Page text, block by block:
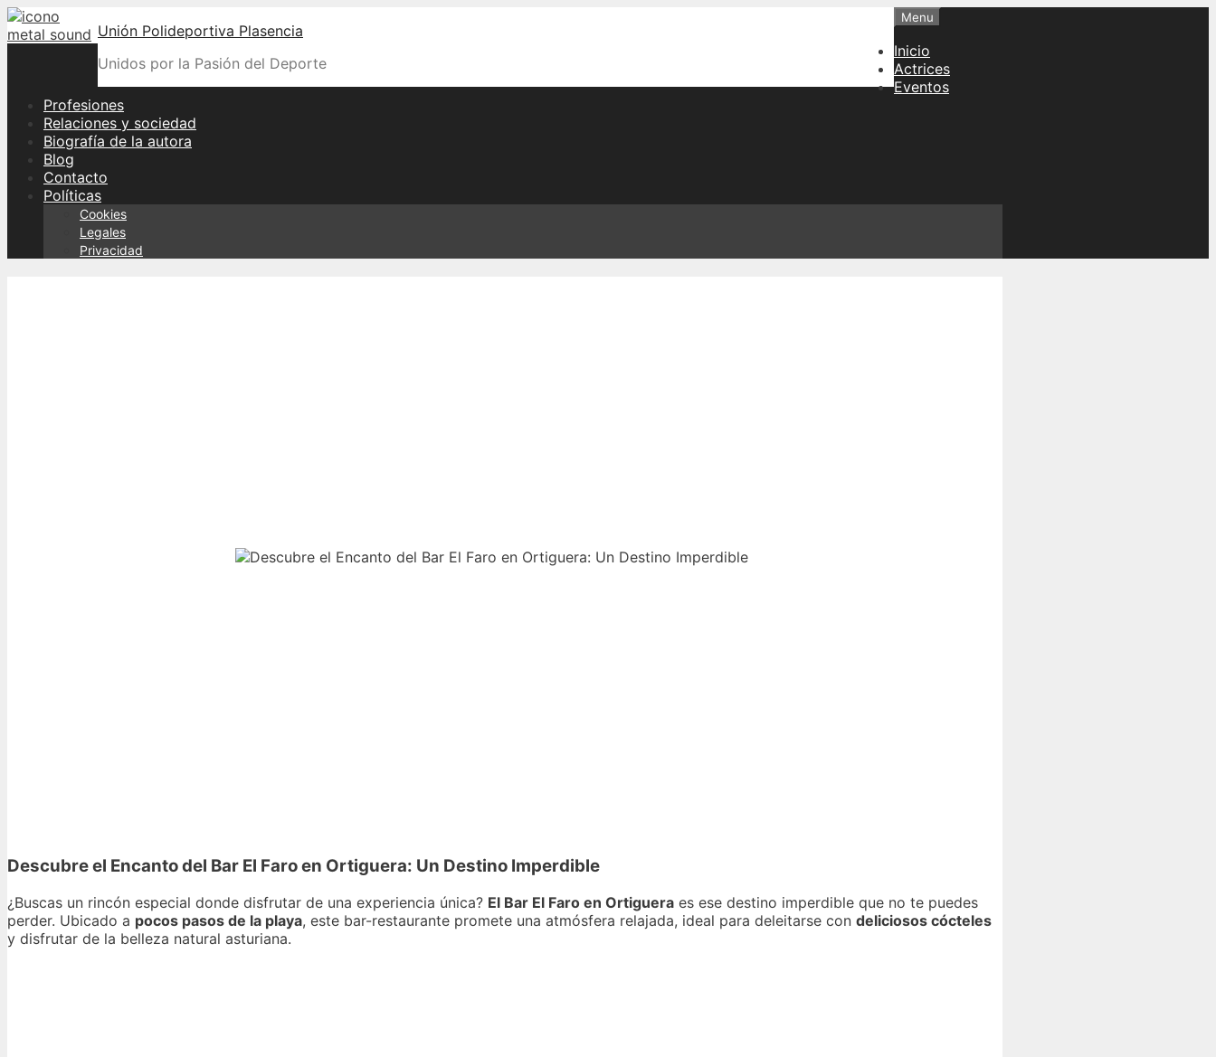
Skip
to
Unión Polideportiva Plasencia
Unidos por la Pasión del Deporte
Menu
Inicio
Actrices
Eventos
Profesiones
Relaciones y sociedad
Biografía de la autora
Blog
Contacto
Políticas
Cookies
Legales
Privacidad
Descubre el Encanto del Bar El Faro en Ortiguera: Un Destino Imperdible
¿Buscas un rincón especial donde disfrutar de una experiencia única? El Bar El Faro en Ortiguera es ese destino imperdible que no te puedes
perder. Ubicado a pocos pasos de la playa, este bar-restaurante promete una atmósfera relajada, ideal para deleitarse con deliciosos cócteles
y disfrutar de la belleza natural asturiana.